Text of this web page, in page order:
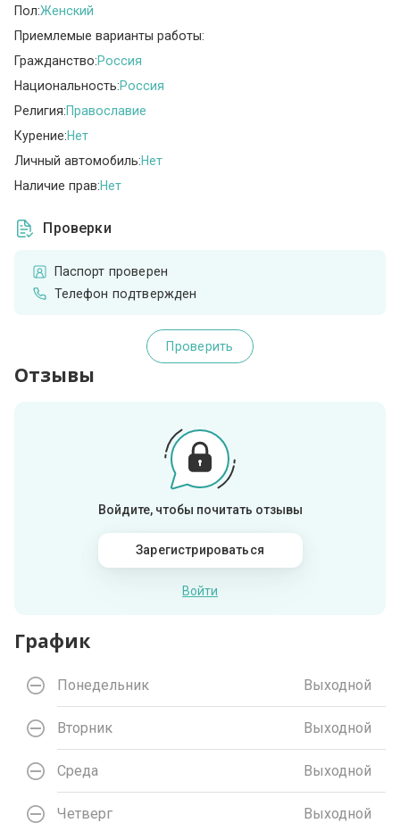
Пол:Женский
Приемлемые варианты работы:
Гражданство:Россия
Национальность:Россия
Религия:Православие
Курение:Нет
Личный автомобиль:Нет
Наличие прав:Нет
Проверки
Паспорт проверен
Телефон подтвержден
Проверить
Отзывы
Войдите, чтобы почитать отзывы
Зарегистрироваться
Войти
График
Понедельник Выходной
Вторник Выходной
Среда Выходной
Четверг Выходной